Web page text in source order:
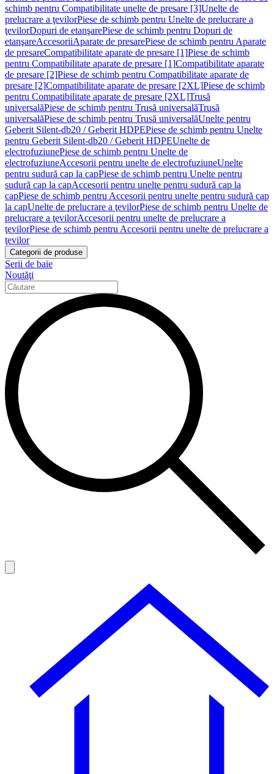
schimb pentru Compatibilitate unelte de presare [3]Unelte de
prelucrare a ţevilorPiese de schimb pentru Unelte de prelucrare a
ţevilorDopuri de etanşarePiese de schimb pentru Dopuri de
etanşareAccesoriiAparate de presarePiese de schimb pentru Aparate
de presareCompatibilitate aparate de presare [1]Piese de schimb
pentru Compatibilitate aparate de presare [1]Compatibilitate aparate
de presare [2]Piese de schimb pentru Compatibilitate aparate de
presare [2]Compatibilitate aparate de presare [2XL]Piese de schimb
pentru Compatibilitate aparate de presare [2XL]Trusă
universalăPiese de schimb pentru Trusă universalăTrusă
universalăPiese de schimb pentru Trusă universalăUnelte pentru
Geberit Silent-db20 / Geberit HDPEPiese de schimb pentru Unelte
pentru Geberit Silent-db20 / Geberit HDPEUnelte de
electrofuziunePiese de schimb pentru Unelte de
electrofuziuneAccesorii pentru unelte de electrofuziuneUnelte
pentru sudură cap la capPiese de schimb pentru Unelte pentru
sudură cap la capAccesorii pentru unelte pentru sudură cap la
capPiese de schimb pentru Accesorii pentru unelte pentru sudură cap
la capUnelte de prelucrare a ţevilorPiese de schimb pentru Unelte de
prelucrare a ţevilorAccesorii pentru unelte de prelucrare a
ţevilorPiese de schimb pentru Accesorii pentru unelte de prelucrare a
ţevilor
Categorii de produse
Serii de baie
Noutăţi